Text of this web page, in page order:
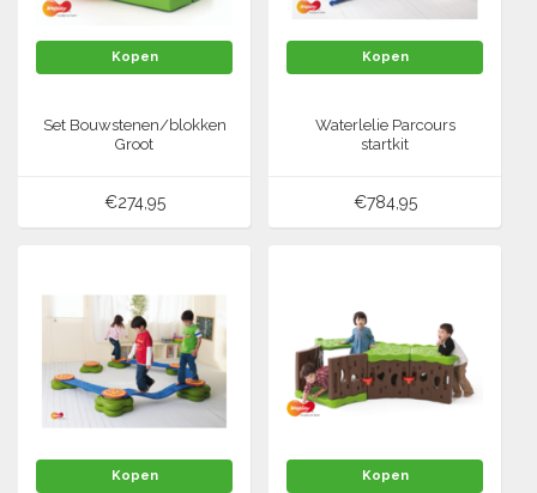
Kopen
Set Bouwstenen/blokken
Groot
€274,95
Kopen
Waterlelie Parcours
startkit
€784,95
Kopen Kopen